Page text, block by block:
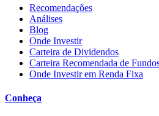
Recomendações
Análises
Blog
Onde Investir
Carteira de Dividendos
Carteira Recomendada de
Onde Investir em Renda Fixa
Conheça